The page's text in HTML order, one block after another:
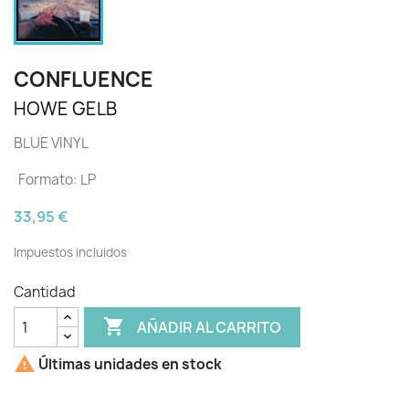
CONFLUENCE
HOWE GELB
BLUE VINYL
Formato: LP
33,95 €
Impuestos incluidos
Cantidad
 AÑADIR AL CARRITO
 Últimas unidades en stock